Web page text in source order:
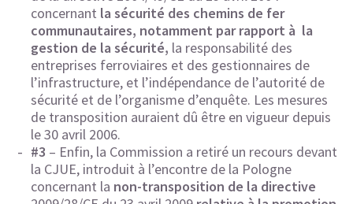
concernant la sécurité des chemins de fer
communautaires, notamment par rapport à la
gestion de la sécurité, la responsabilité des
entreprises ferroviaires et des gestionnaires de
l’infrastructure, et l’indépendance de l’autorité de
sécurité et de l’organisme d’enquête. Les mesures
de transposition auraient dû être en vigueur depuis
le 30 avril 2006.
#3 – Enfin, la Commission a retiré un recours devant
la CJUE, introduit à l’encontre de la Pologne
concernant la non-transposition de la directive